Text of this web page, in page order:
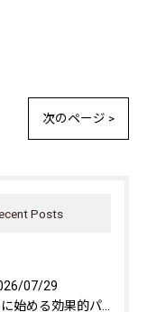
次のページ >
Posts
07/29